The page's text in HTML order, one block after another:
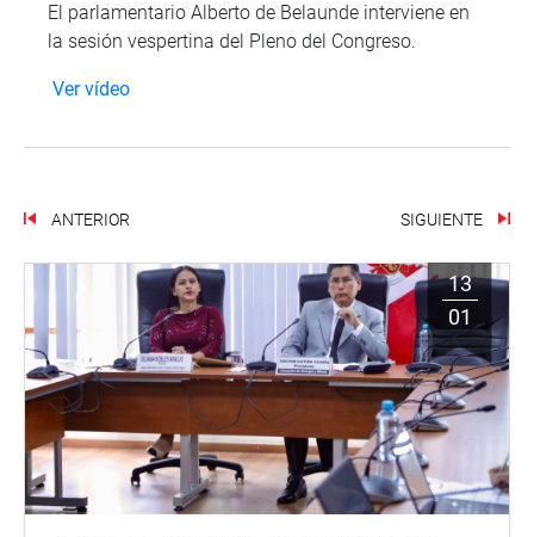
El parlamentario Alberto de Belaunde interviene en
la sesión vespertina del Pleno del Congreso.
Ver vídeo
ANTERIOR SIGUIENTE
13
01